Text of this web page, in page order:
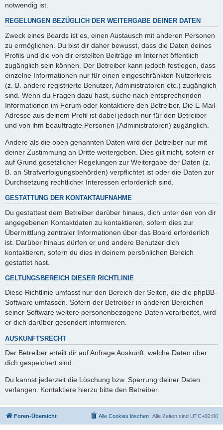
notwendig ist.
REGELUNGEN BEZÜGLICH DER WEITERGABE DEINER DATEN
Zweck eines Boards ist es, einen Austausch mit anderen Personen
zu ermöglichen. Du bist dir daher bewusst, dass die Daten deines
Profils und die von dir erstellten Beiträge im Internet öffentlich
zugänglich sein können. Der Betreiber kann jedoch festlegen, dass
einzelne Informationen nur für einen eingeschränkten Nutzerkreis
(z. B. andere registrierte Benutzer, Administratoren etc.) zugänglich
sind. Wenn du Fragen dazu hast, suche nach entsprechenden
Informationen im Forum oder kontaktiere den Betreiber. Die E-Mail-
Adresse aus deinem Profil ist dabei jedoch nur für den Betreiber
und von ihm beauftragte Personen (Administratoren) zugänglich.
Andere als die oben genannten Daten wird der Betreiber nur mit
deiner Zustimmung an Dritte weitergeben. Dies gilt nicht, sofern er
auf Grund gesetzlicher Regelungen zur Weitergabe der Daten (z.
B. an Strafverfolgungsbehörden) verpflichtet ist oder die Daten zur
Durchsetzung rechtlicher Interessen erforderlich sind.
GESTATTUNG DER KONTAKTAUFNAHME
Du gestattest dem Betreiber darüber hinaus, dich unter den von dir
angegebenen Kontaktdaten zu kontaktieren, sofern dies zur
Übermittlung zentraler Informationen über das Board erforderlich
ist. Darüber hinaus dürfen er und andere Benutzer dich
kontaktieren, sofern du dies in deinem persönlichen Bereich
gestattet hast.
GELTUNGSBEREICH DIESER RICHTLINIE
Diese Richtlinie umfasst nur den Bereich der Seiten, die die phpBB-
Software umfassen. Sofern der Betreiber in anderen Bereichen
seiner Software weitere personenbezogene Daten verarbeitet, wird
er dich darüber gesondert informieren.
AUSKUNFTSRECHT
Der Betreiber erteilt dir auf Anfrage Auskunft, welche Daten über
dich gespeichert sind.
Du kannst jederzeit die Löschung bzw. Sperrung deiner Daten
verlangen. Kontaktiere hierzu bitte den Betreiber.
Foren-Übersicht Alle Zeiten sind UTC+02:00
Alle Cookies löschen